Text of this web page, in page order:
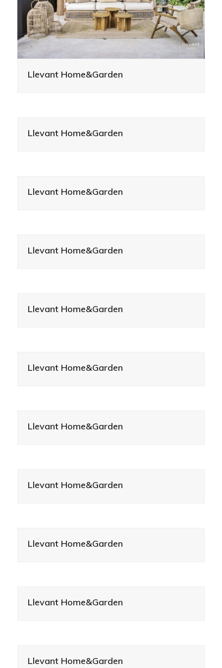
Llevant Home&Garden
Llevant Home&Garden
Llevant Home&Garden
Llevant Home&Garden
Llevant Home&Garden
Llevant Home&Garden
Llevant Home&Garden
Llevant Home&Garden
Llevant Home&Garden
Llevant Home&Garden
Llevant Home&Garden